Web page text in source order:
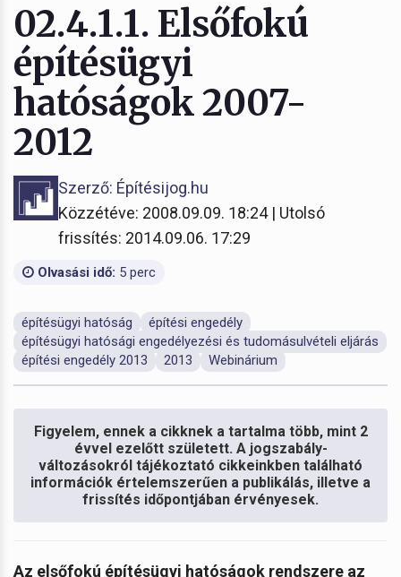
02.4.1.1. Elsőfokú
építésügyi
hatóságok 2007-
2012
Szerző: Építésijog.hu
Közzétéve: 2008.09.09. 18:24 | Utolsó
frissítés: 2014.09.06. 17:29
Olvasási idő: 5 perc
építésügyi hatóság
építési engedély
építésügyi hatósági engedélyezési és tudomásulvételi eljárás
építési engedély 2013
2013 Webinárium
Figyelem, ennek a cikknek a tartalma több, mint 2
évvel ezelőtt született. A jogszabály-
változásokról tájékoztató cikkeinkben található
információk értelemszerűen a publikálás, illetve a
frissítés időpontjában érvényesek.
Az elsőfokú építésügyi hatóságok rendszere az